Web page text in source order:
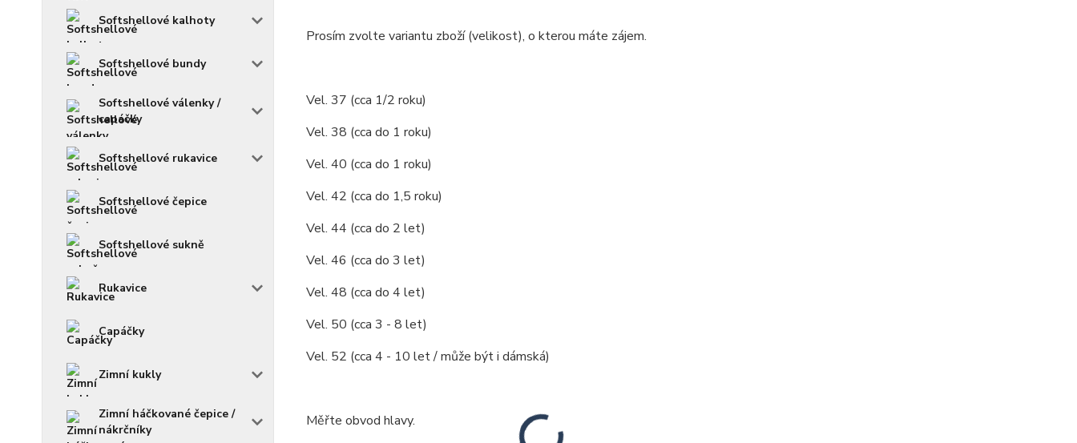
Softshellové kalhoty
Softshellové bundy
Softshellové válenky /
capáčky
Softshellové rukavice
Softshellové čepice
Softshellové sukně
Rukavice
Capáčky
Zimní kukly
Zimní háčkované čepice /
nákrčníky
Prosím zvolte variantu zboží (velikost), o kterou máte zájem.
Vel. 37 (cca 1/2 roku)
Vel. 38 (cca do 1 roku)
Vel. 40 (cca do 1 roku)
Vel. 42 (cca do 1,5 roku)
Vel. 44 (cca do 2 let)
Vel. 46 (cca do 3 let)
Vel. 48 (cca do 4 let)
Vel. 50 (cca 3 - 8 let)
Vel. 52 (cca 4 - 10 let / může být i dámská)
Měřte obvod hlavy.